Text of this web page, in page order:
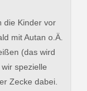
die Kinder vor
mit Autan o.Ä.
(das wird
spezielle
Zecke dabei.